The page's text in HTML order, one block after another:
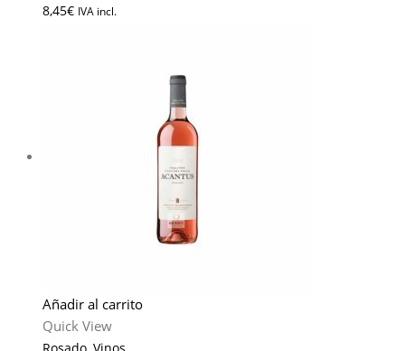
8,45€ IVA incl.
Añadir al carrito
Quick View